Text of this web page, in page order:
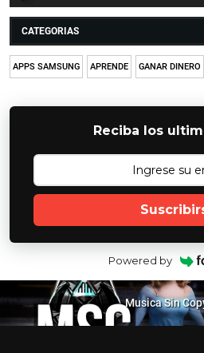
CATEGORIAS
APPS SAMSUNG APRENDE GANAR DINERO
Reciba los
Powered by
Musica Sin